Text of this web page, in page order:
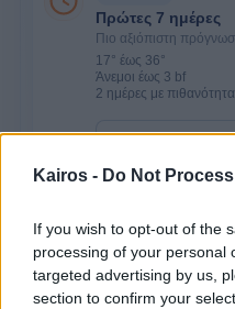
Kairos - Do Not
If you wish to opt-out of the
processing of your personal
targeted advertising by us,
section to confirm your
Πρώτες 7 ημέρες
Πιο αξιόπιστη
17° έως 36°
Άνεμοι έως 3 bf
2 ημέρες με
Δες την
Ημέρες 8-15
Μακροπρόθεσμη τάση
14° έως 33°
Τάση για πτώση
4 ημέρες με